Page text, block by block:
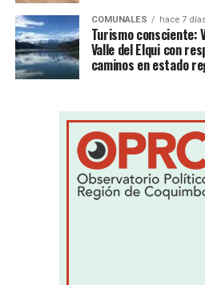
COMUNALES hace 7
Turismo consciente:
Valle del Elqui con
caminos en estado